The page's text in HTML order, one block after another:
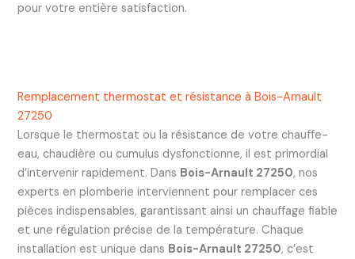
pour votre entière satisfaction.
Remplacement thermostat et résistance à Bois-Arnault
27250
Lorsque le thermostat ou la résistance de votre chauffe-
eau, chaudière ou cumulus dysfonctionne, il est primordial
d’intervenir rapidement. Dans Bois-Arnault 27250, nos
experts en plomberie interviennent pour remplacer ces
pièces indispensables, garantissant ainsi un chauffage fiable
et une régulation précise de la température. Chaque
installation est unique dans Bois-Arnault 27250, c’est